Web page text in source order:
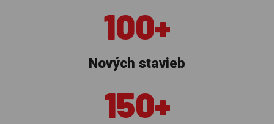
100+
Nových stavieb
150+